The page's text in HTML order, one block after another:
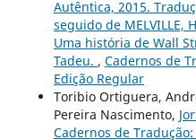
Autêntica, 2015.
seguido de MELVILLE,
Uma história de Wall
Tadeu. , Cadernos de
Edição Regular
Toribio Ortiguera,
Pereira Nascimento,
Cadernos de